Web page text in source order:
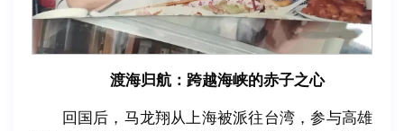
渡海归航：跨越海峡的赤子之心
回国后，马龙翔从上海被派往台湾，参与高雄